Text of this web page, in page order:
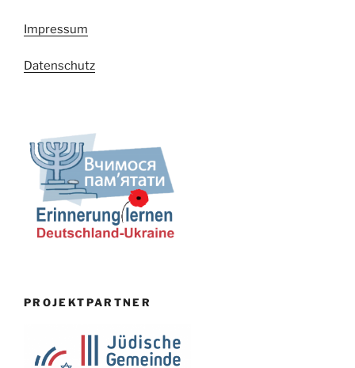
Impressum
Datenschutz
PROJEKTPARTNER